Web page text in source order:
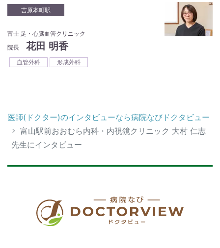
吉原本町駅
富士 足・心臓血管クリニック
院長
花田 明香
血管外科 形成外科
医師(ドクター)のインタビューなら病院なびドクタビュー
富山駅前おおむら内科・内視鏡クリニック 大村 仁志
先生にインタビュー